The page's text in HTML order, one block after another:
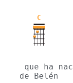
C
de Belén